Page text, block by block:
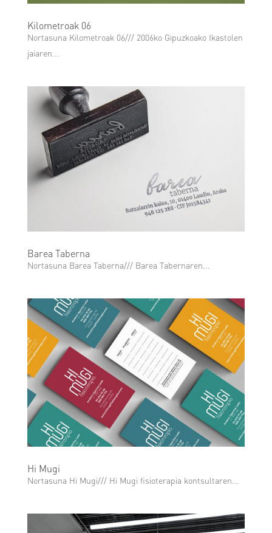
Kilometroak 06
Nortasuna Kilometroak 06/// 2006ko Gipuzkoako Ikastolen
jaiaren...
Barea Taberna
Nortasuna Barea Taberna/// Barea Tabernaren...
Hi Mugi
Nortasuna Hi Mugi/// Hi Mugi fisioterapia kontsultaren...